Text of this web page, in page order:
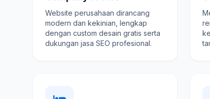
Website perusahaan dirancang
modern dan kekinian, lengkap
dengan custom desain gratis serta
dukungan jasa SEO profesional.